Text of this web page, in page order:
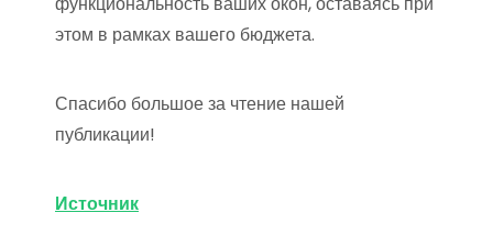
этом в рамках вашего бюджета.
Спасибо большое за чтение нашей
публикации!
Источник